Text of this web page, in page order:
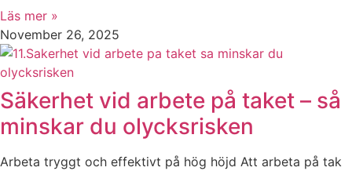
Läs mer »
November 26, 2025
Säkerhet vid arbete på taket – så
minskar du olycksrisken
Arbeta tryggt och effektivt på hög höjd Att arbeta på tak